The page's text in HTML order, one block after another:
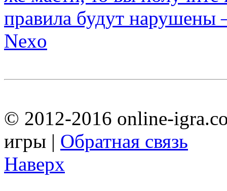
Nexo
© 2012-2016 online-
игры | Обратная связь
Наверх